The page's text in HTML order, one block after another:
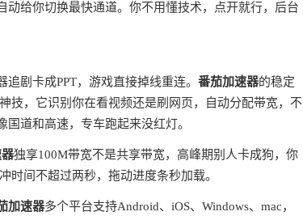
给你切换最快通道。你不用懂技术，点开就行，后台
剧卡成PPT，游戏直接掉线重连。 番茄加速器的稳定
技，它识别你在看视频还是刷网页，自动分配带宽，不
道和高速，专车跑起来没红灯。
独享100M带宽不是共享带宽，高峰期别人卡成狗，你
时间不超过两秒，拖动进度条秒加载。
加速器多个平台支持Android、iOS、Windows、mac，